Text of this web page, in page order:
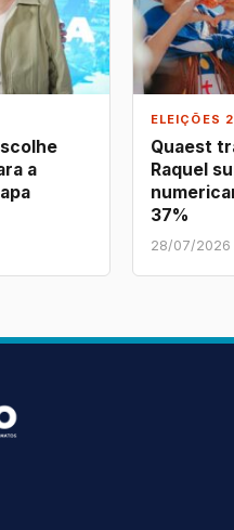
a
ELEIÇÕES
Quaest
Raquel
37%
28/07/2026